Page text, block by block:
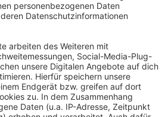
dokumentieren und die Straße
freizugeben.